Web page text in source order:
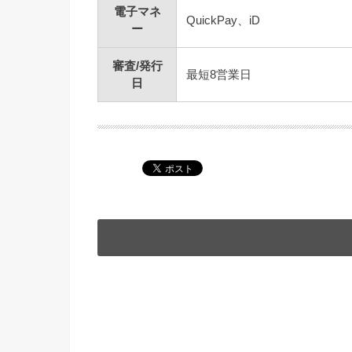
電子マネ
ー
QuickPay、iD
審査/発行
日
最短8営業日